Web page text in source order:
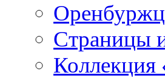
Страницы
Коллекция